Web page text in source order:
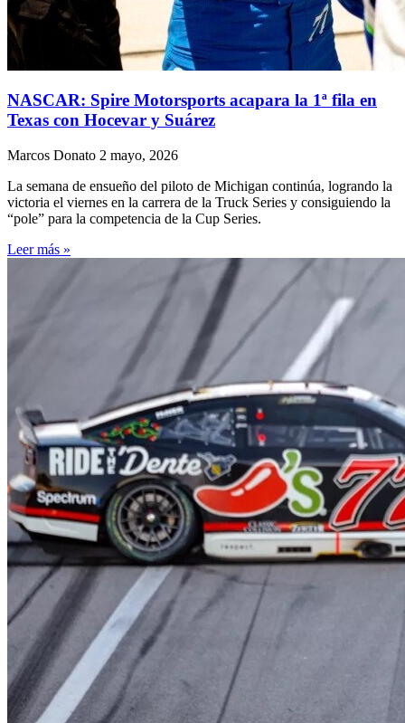
NASCAR: Spire Motorsports acapara la 1ª fila en
Texas con Hocevar y Suárez
Marcos Donato 2 mayo, 2026
La semana de ensueño del piloto de Michigan continúa, logrando la
victoria el viernes en la carrera de la Truck Series y consiguiendo la
“pole” para la competencia de la Cup Series.
Leer más »